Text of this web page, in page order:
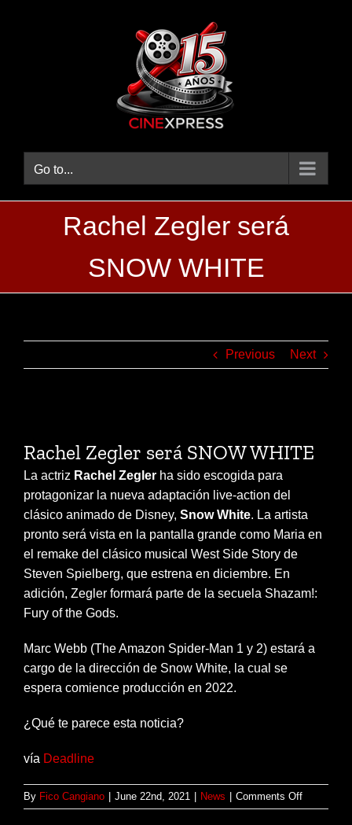
Go to...
Rachel Zegler será
SNOW WHITE
Previous Next
Larger
Rachel Zegler será SNOW WHITE
La actriz Rachel Zegler ha sido escogida para
protagonizar la nueva adaptación live-action del
clásico animado de Disney, Snow White. La artista
pronto será vista en la pantalla grande como Maria en
el remake del clásico musical West Side Story de
Steven Spielberg, que estrena en diciembre. En
adición, Zegler formará parte de la secuela Shazam!:
Fury of the Gods.
Marc Webb (The Amazon Spider-Man 1 y 2) estará a
cargo de la dirección de Snow White, la cual se
espera comience producción en 2022.
¿Qué te parece esta noticia?
vía Deadline
By Fico Cangiano June 22nd, 2021 News Comments Offon
Rachel